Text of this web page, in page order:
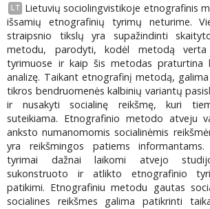
LT
Lietuvių sociolingvistikoje etnografinis
išsamių etnografinių tyrimų neturime.
straipsnio tikslų yra supažindinti
metodu, parodyti, kodėl metodą verta
tyrimuose ir kaip šis metodas praturtina
analizę. Taikant etnografinį metodą,
tikros bendruomenės kalbinių variantų
ir nusakyti socialinę reikšmę, kuri
suteikiama. Etnografinio metodo atveju
anksto numanomomis socialinėmis
yra reikšmingos patiems
tyrimai dažnai laikomi atvejo
sukonstruoto ir atlikto etnografinio
patikimi. Etnografiniu metodu gautas
socialines reikšmes galima patikrinti